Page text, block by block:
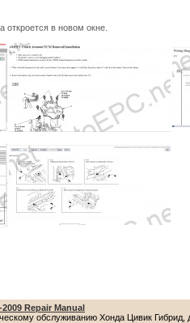
откроется в новом окне.
Repair Manual
обслуживанию Хонда Цивик